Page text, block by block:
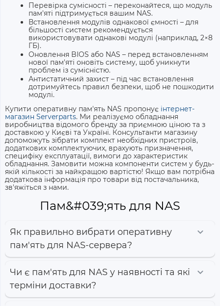
Перевірка сумісності – переконайтеся, що модуль
пам'яті підтримується вашим NAS.
Встановлення модулів однакової ємності – для
більшості систем рекомендується
використовувати однакові модулі (наприклад, 2×8
ГБ).
Оновлення BIOS або NAS – перед встановленням
нової пам'яті оновіть систему, щоб уникнути
проблем із сумісністю.
Антистатичний захист – під час встановлення
дотримуйтесь правил безпеки, щоб не пошкодити
модулі.
Купити оперативну пам'ять NAS пропонує інтернет-
магазин Serverparts. Ми реалізуємо обладнання
виробництва відомого бренду за приємною ціною та з
доставкою у Києві та Україні. Консультанти магазину
допоможуть зібрати комплект необхідних пристроїв,
додаткових комплектуючих, врахують призначення,
специфіку експлуатації, вимоги до характеристик
обладнання. Замовити можна компоненти систем у будь-
якій кількості за найкращою вартістю! Якщо вам потрібна
додаткова інформація про товари від постачальника,
зв'яжіться з нами.
Пам&#039;ять для NAS
Як правильно вибрати оперативну
пам'ять для NAS-сервера?
Чи є пам'ять для NAS у наявності та які
терміни доставки?